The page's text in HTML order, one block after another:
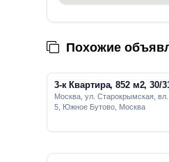
Похожие
3-к Квартира, 852 м2, 30/
Москва, ул. Старокрымская, вл.
5, Южное Бутово, Москва